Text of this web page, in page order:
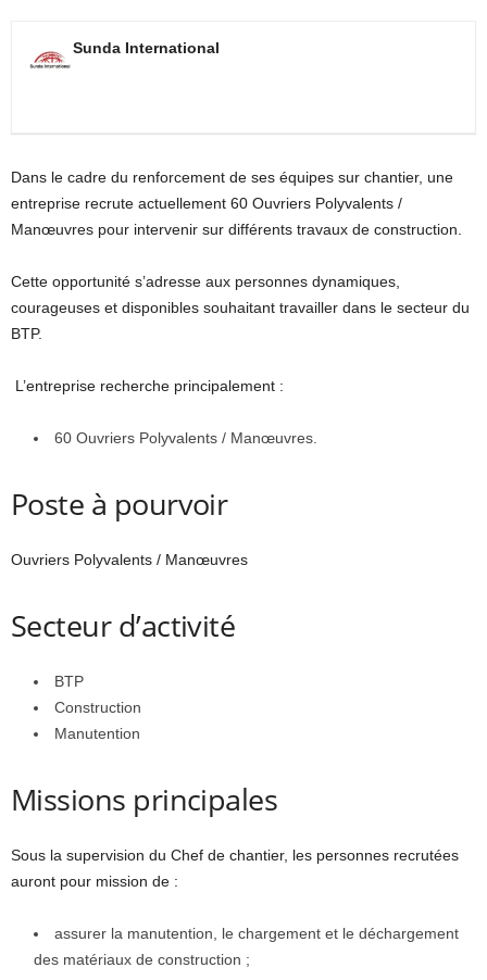
Sunda International
Dans le cadre du renforcement de ses équipes sur chantier, une
entreprise recrute actuellement 60 Ouvriers Polyvalents /
Manœuvres pour intervenir sur différents travaux de construction.
Cette opportunité s’adresse aux personnes dynamiques,
courageuses et disponibles souhaitant travailler dans le secteur du
BTP.
L’entreprise recherche principalement :
60 Ouvriers Polyvalents / Manœuvres.
Poste à pourvoir
Ouvriers Polyvalents / Manœuvres
Secteur d’activité
BTP
Construction
Manutention
Missions principales
Sous la supervision du Chef de chantier, les personnes recrutées
auront pour mission de :
assurer la manutention, le chargement et le déchargement
des matériaux de construction ;